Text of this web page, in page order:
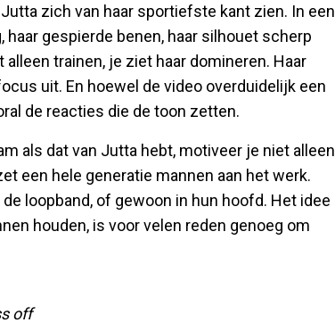
zich van haar sportiefste kant zien. In een
gespierde benen, haar silhouet scherp
trainen, je ziet haar domineren. Haar
uit. En hoewel de video overduidelijk een
de reacties die de toon zetten.
als dat van Jutta hebt, motiveer je niet alleen
een hele generatie mannen aan het werk.
loopband, of gewoon in hun hoofd. Het idee
houden, is voor velen reden genoeg om
off